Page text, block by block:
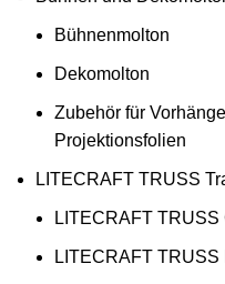
Bühnenmolton
Dekomolton
Zubehör für
Projektionsfolien
LITECRAFT TRUSS
LITECRAFT
LITECRAFT TRUSS